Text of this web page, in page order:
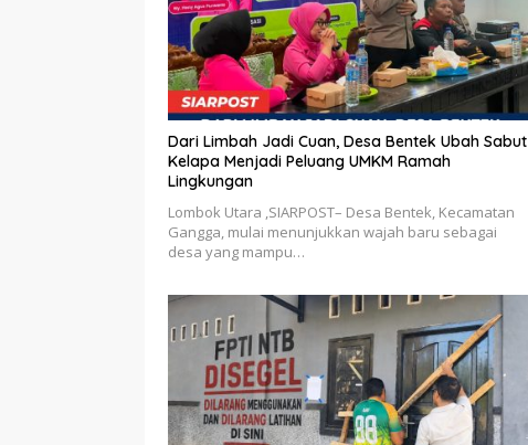
Dari Limbah Jadi Cuan, Desa Bentek Ubah Sabut
Kelapa Menjadi Peluang UMKM Ramah
Lingkungan
Lombok Utara ,SIARPOST– Desa Bentek, Kecamatan
Gangga, mulai menunjukkan wajah baru sebagai
desa yang mampu…